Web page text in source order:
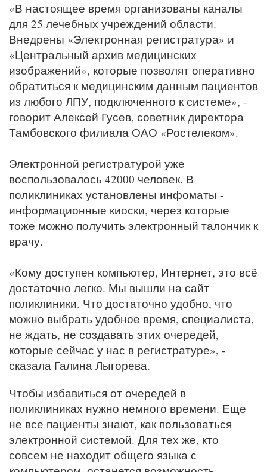
«В настоящее время организованы каналы
для 25 лечебных учреждений области.
Внедрены «Электронная регистратура» и
«Центральный архив медицинских
изображений», которые позволят оперативно
обратиться к медицинским данным пациентов
из любого ЛПУ, подключенного к системе», -
говорит Алексей Гусев, советник директора
Тамбовского филиала ОАО «Ростелеком».
Электронной регистратурой уже
воспользовалось 42000 человек. В
поликлиниках установлены инфоматы -
информационные киоски, через которые
тоже можно получить электронный талончик к
врачу.
«Кому доступен компьютер, Интернет, это всё
достаточно легко. Мы вышли на сайт
поликлиники. Что достаточно удобно, что
можно выбрать удобное время, специалиста,
не ждать, не создавать этих очередей,
которые сейчас у нас в регистратуре», -
сказала Галина Лыгорева.
Чтобы избавиться от очередей в
поликлиниках нужно немного времени. Еще
не все пациенты знают, как пользоваться
электронной системой. Для тех же, кто
совсем не находит общего языка с